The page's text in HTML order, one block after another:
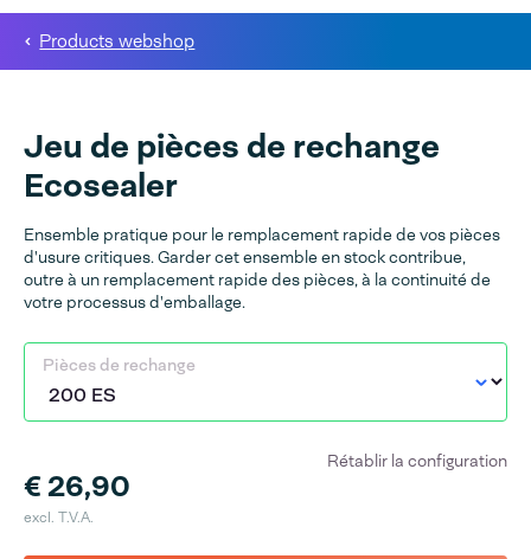
Products webshop
Jeu de pièces de rechange
Ecosealer
Ensemble pratique pour le remplacement rapide de vos pièces
d'usure critiques. Garder cet ensemble en stock contribue,
outre à un remplacement rapide des pièces, à la continuité de
votre processus d'emballage.
Pièces de rechange
€ 26,90
excl. T.V.A.
Rétablir la configuration